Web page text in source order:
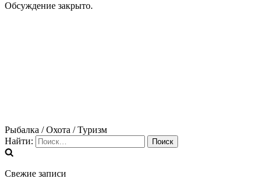
Обсуждение закрыто.
Рыбалка / Охота / Туризм
Найти:
Свежие записи